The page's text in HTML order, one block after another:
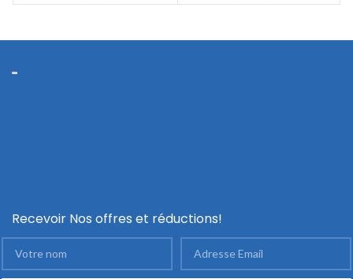
Recevoir Nos offres et réductions!